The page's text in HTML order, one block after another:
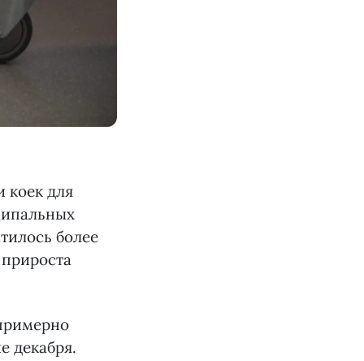
коек для
более
декабря.